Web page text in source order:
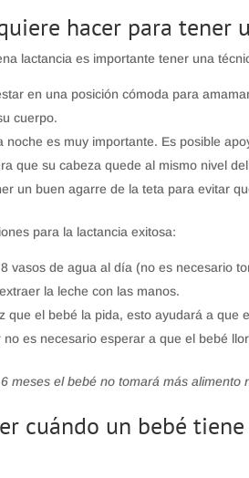
hacer para tener
lactancia es importante tener una
en una posición cómoda para
cuerpo.
noche es muy importante. Es posible
que su cabeza quede al mismo nivel
un buen agarre de la teta para evitar
para la lactancia exitosa:
vasos de agua al día (no es necesario
la leche con las manos.
que el bebé la pida, esto ayudará a que
no es necesario esperar a que el bebé
meses el bebé no tomará más
cuándo un bebé